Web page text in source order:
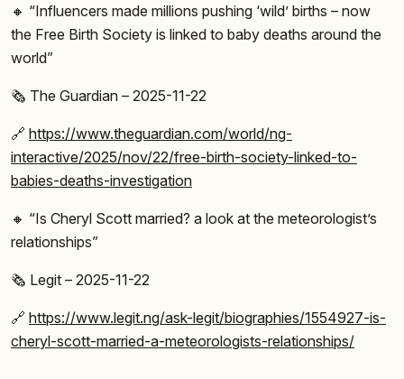
🔸 “Influencers made millions pushing ‘wild’ births – now
the Free Birth Society is linked to baby deaths around the
world”
🗞️ The Guardian – 2025-11-22
🔗 https://www.theguardian.com/world/ng-
interactive/2025/nov/22/free-birth-society-linked-to-
babies-deaths-investigation
🔸 “Is Cheryl Scott married? a look at the meteorologist’s
relationships”
🗞️ Legit – 2025-11-22
🔗 https://www.legit.ng/ask-legit/biographies/1554927-is-
cheryl-scott-married-a-meteorologists-relationships/